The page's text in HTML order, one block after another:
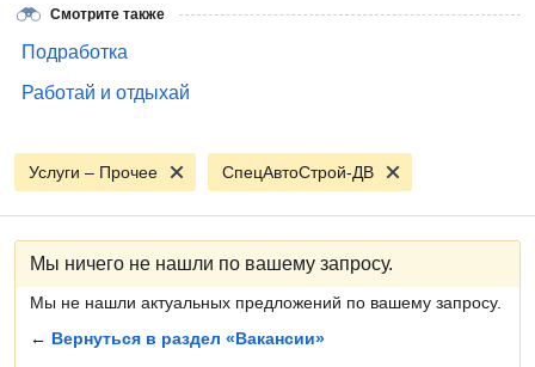
Смотрите также
Подработка
Работай и отдыхай
Услуги – Прочее СпецАвтоСтрой-ДВ
Мы ничего не нашли по вашему запросу.
Мы не нашли актуальных предложений по вашему запросу.
← Вернуться в раздел «Вакансии»